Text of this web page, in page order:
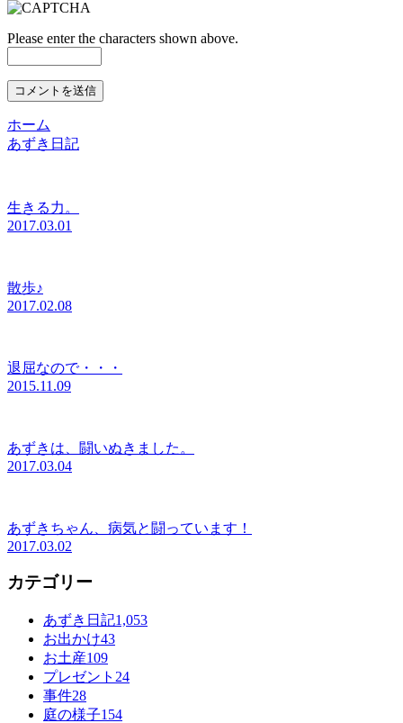
Please enter the characters shown above.
ホーム
あずき日記
生きる力。
2017.03.01
散歩♪
2017.02.08
退屈なので・・・
2015.11.09
あずきは、闘いぬきました。
2017.03.04
あずきちゃん、病気と闘っています！
2017.03.02
カテゴリー
あずき日記1,053
お出かけ43
お土産109
プレゼント 24
事件28
庭の様子154